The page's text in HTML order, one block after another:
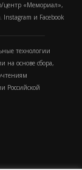
центр «Мемориал»,
и Facebook
технологии
основе сбора,
Российской